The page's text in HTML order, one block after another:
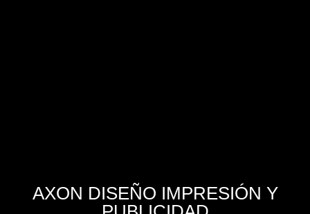
AXON DISEÑO IMPRESIÓN Y